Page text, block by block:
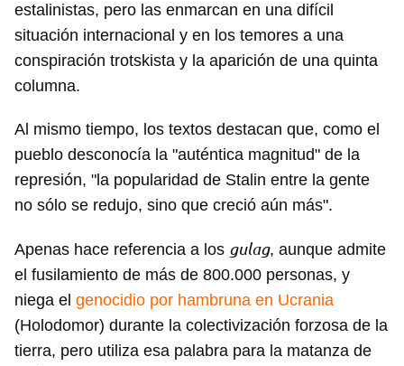
estalinistas, pero las enmarcan en una difícil
situación internacional y en los temores a una
conspiración trotskista y la aparición de una quinta
columna.
Al mismo tiempo, los textos destacan que, como el
pueblo desconocía la "auténtica magnitud" de la
represión, "la popularidad de Stalin entre la gente
no sólo se redujo, sino que creció aún más".
Apenas hace referencia a los gulag, aunque admite
el fusilamiento de más de 800.000 personas, y
niega el genocidio por hambruna en Ucrania
(Holodomor) durante la colectivización forzosa de la
tierra, pero utiliza esa palabra para la matanza de